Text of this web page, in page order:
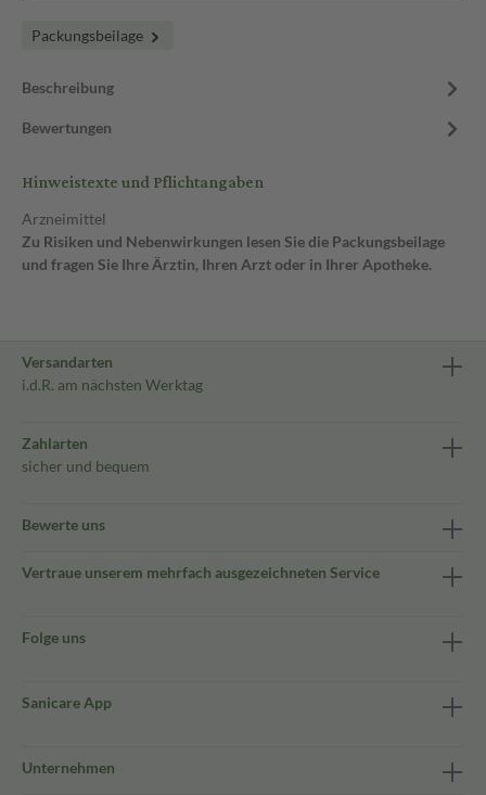
Packungsbeilage
Beschreibung
Bewertungen
Hinweistexte und Pflichtangaben
Arzneimittel
Zu Risiken und Nebenwirkungen lesen Sie die Packungsbeilage
und fragen Sie Ihre Ärztin, Ihren Arzt oder in Ihrer Apotheke.
Versandarten
i.d.R. am nächsten Werktag
Zahlarten
sicher und bequem
Bewerte uns
Vertraue unserem mehrfach ausgezeichneten Service
Folge uns
Sanicare App
Unternehmen